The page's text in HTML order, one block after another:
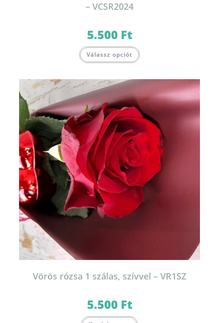
– VCSR2024
5.500 Ft
Válassz opciót
Vörös rózsa 1 szálas, szívvel – VR1SZ
5.500 Ft